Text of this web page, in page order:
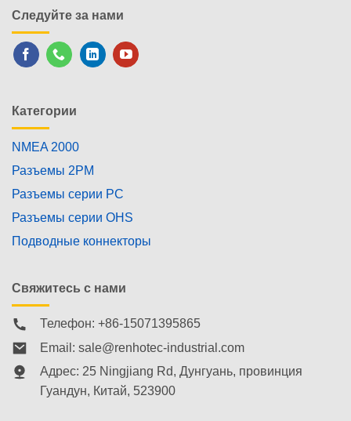
Следуйте за нами
Категории
NMEA 2000
Разъемы 2PM
Разъемы серии PC
Разъемы серии OHS
Подводные коннекторы
Свяжитесь с нами
Телефон: +86-15071395865
Email: sale@renhotec-industrial.com
Адрес: 25 Ningjiang Rd, Дунгуань, провинция
Гуандун, Китай, 523900